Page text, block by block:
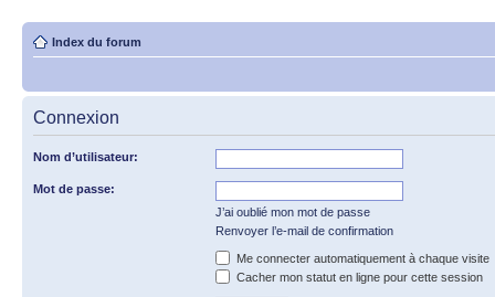
Index du forum
Connexion
Nom d’utilisateur:
Mot de passe:
J’ai oublié mon mot de passe
Renvoyer l’e-mail de confirmation
Me connecter automatiquement à chaque visite
Cacher mon statut en ligne pour cette session